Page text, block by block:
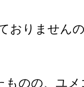
おりません
ものの、ユ